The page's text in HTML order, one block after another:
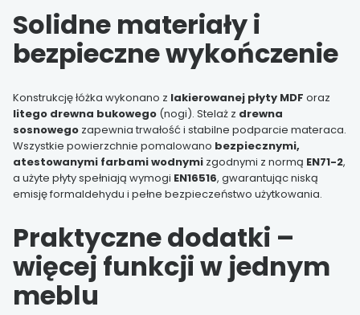
Solidne materiały i
bezpieczne wykończenie
Konstrukcję łóżka wykonano z lakierowanej płyty MDF oraz
litego drewna bukowego (nogi). Stelaż z drewna
sosnowego zapewnia trwałość i stabilne podparcie materaca.
Wszystkie powierzchnie pomalowano bezpiecznymi,
atestowanymi farbami wodnymi zgodnymi z normą EN71-2,
a użyte płyty spełniają wymogi EN16516, gwarantując niską
emisję formaldehydu i pełne bezpieczeństwo użytkowania.
Praktyczne dodatki –
więcej funkcji w jednym
meblu